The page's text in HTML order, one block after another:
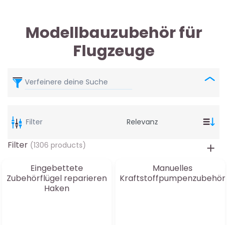
Modellbauzubehör für
Flugzeuge
Verfeinere deine Suche
Filter
Eingebettete
Zubehörflügel reparieren
Haken
Manuelles
Kraftstoffpumpenzubehör
Filter (1306 products)